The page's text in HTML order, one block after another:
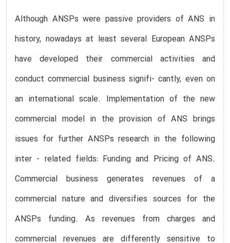
Although ANSPs were passive providers of ANS in
history, nowadays at least several European ANSPs
have developed their commercial activities and
conduct commercial business signifi- cantly, even on
an international scale. Implementation of the new
commercial model in the provision of ANS brings
issues for further ANSPs research in the following
inter - related fields: Funding and Pricing of ANS.
Commercial business generates revenues of a
commercial nature and diversifies sources for the
ANSPs funding. As revenues from charges and
commercial revenues are differently sensitive to